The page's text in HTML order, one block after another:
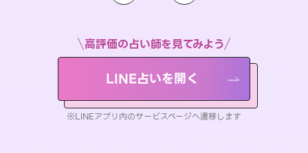
高評価の占い師を見てみよう
LINE占いを開く
※LINEアプリ内のサービスページへ遷移します